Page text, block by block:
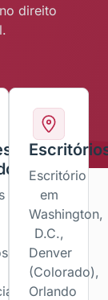
direito
Escritório
em
Washington,
D.C.,
Denver
(Colorado),
Orlando